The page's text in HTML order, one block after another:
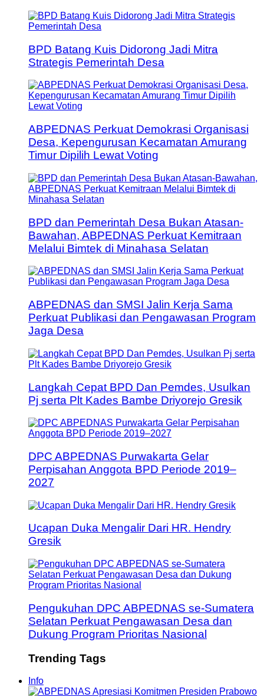
BPD Batang Kuis Didorong Jadi Mitra
Strategis Pemerintah Desa
ABPEDNAS Perkuat Demokrasi Organisasi
Desa, Kepengurusan Kecamatan Amurang
Timur Dipilih Lewat Voting
BPD dan Pemerintah Desa Bukan Atasan-
Bawahan, ABPEDNAS Perkuat Kemitraan
Melalui Bimtek di Minahasa Selatan
ABPEDNAS dan SMSI Jalin Kerja Sama
Perkuat Publikasi dan Pengawasan Program
Jaga Desa
Langkah Cepat BPD Dan Pemdes, Usulkan
Pj serta Plt Kades Bambe Driyorejo Gresik
DPC ABPEDNAS Purwakarta Gelar
Perpisahan Anggota BPD Periode 2019–
2027
Ucapan Duka Mengalir Dari HR. Hendry
Gresik
Pengukuhan DPC ABPEDNAS se-Sumatera
Selatan Perkuat Pengawasan Desa dan
Dukung Program Prioritas Nasional
Trending Tags
Info